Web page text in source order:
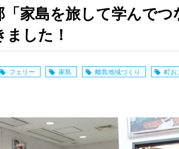
「家島を旅して学んで
した！
フェリー 家島 離島地域づくり 町お